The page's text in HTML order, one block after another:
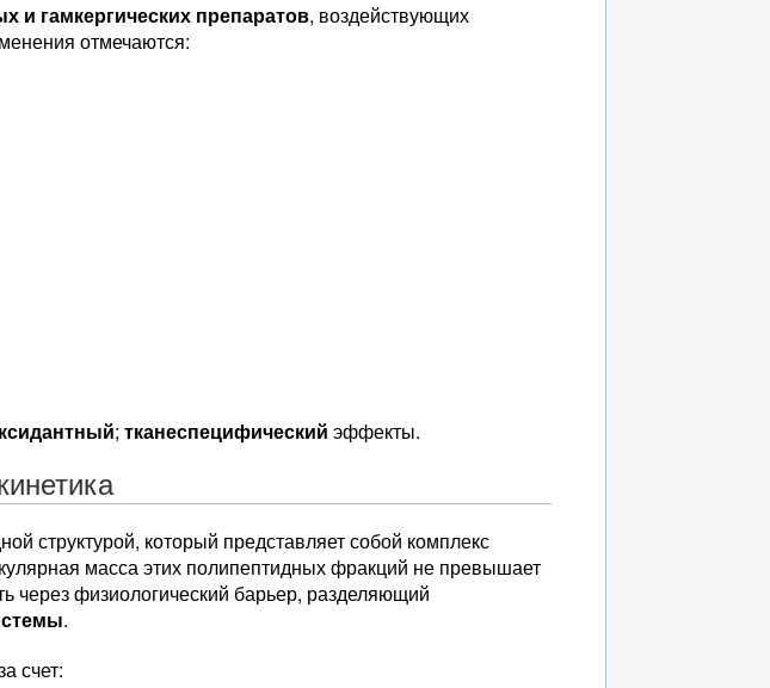
и гамкергических препаратов, воздействующих
отмечаются:
;тканеспецифический эффекты.
структурой, который представляет собой комплекс
масса этих полипептидных фракций не превышает
через физиологический барьер, разделяющий
.
счет: